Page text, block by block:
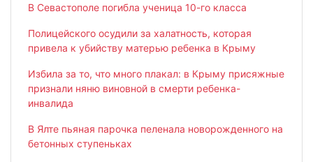
В Севастополе погибла ученица 10-го класса
Полицейского осудили за халатность, которая
привела к убийству матерью ребенка в Крыму
Избила за то, что много плакал: в Крыму присяжные
признали няню виновной в смерти ребенка-
инвалида
В Ялте пьяная парочка пеленала новорожденного на
бетонных ступеньках